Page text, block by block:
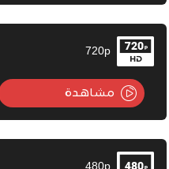
720p
مشاهدة
480p